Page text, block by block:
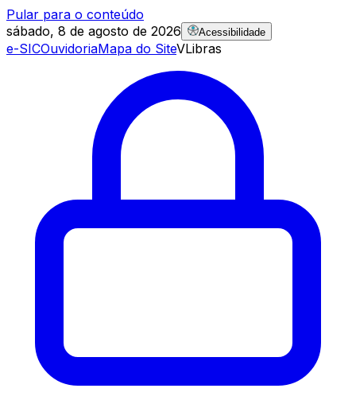
Pular para o conteúdo
sábado, 8 de agosto de 2026
Acessibilidade
e-SICOuvidoriaMapa do SiteVLibras